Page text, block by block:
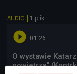
AUDIO 1 plik
 01'26
O wystawie
powietrza"